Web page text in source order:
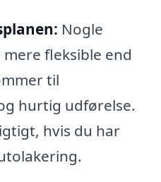
Nogle
fleksible end
til
hurtig udførelse.
hvis du har